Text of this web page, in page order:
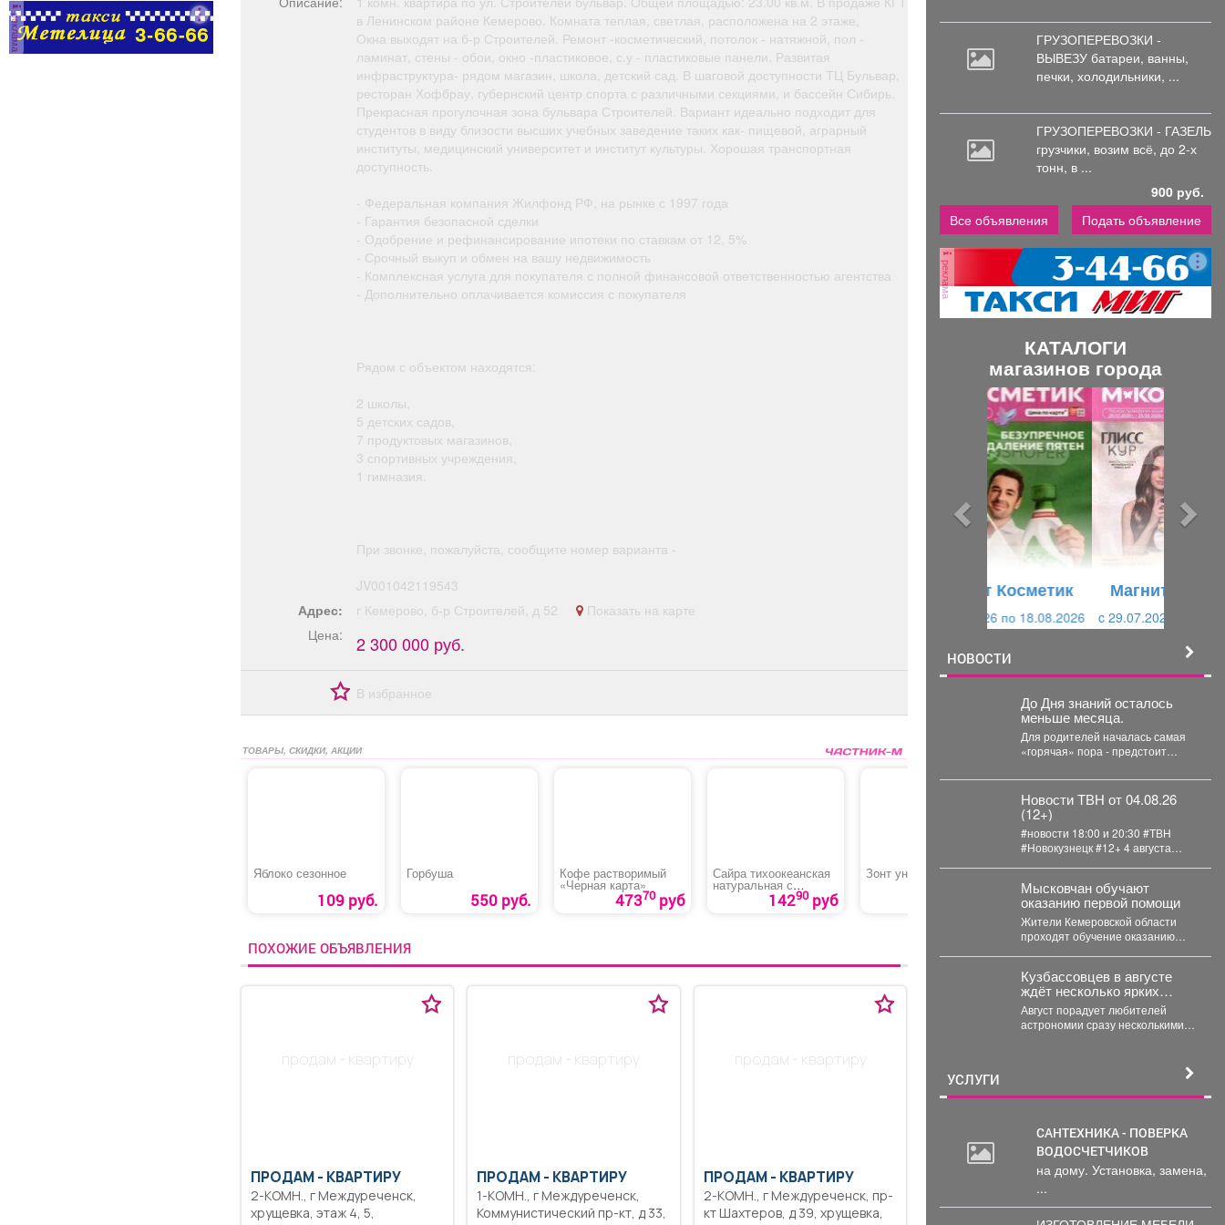
реклама
в Ленинском районе Кемерово. Комната теплая, светлая, расположена на 2 этаже,
Окна выходят на б-р Строителей. Ремонт -косметический, потолок - натяжной, пол -
ламинат, стены - обои, окно -пластиковое, с.у - пластиковые панели. Развитая
инфраструктура- рядом магазин, школа, детский сад. В шаговой доступности ТЦ Бульвар,
ресторан Хофбрау, губернский центр спорта с различными секциями, и бассейн Сибирь.
Прекрасная прогулочная зона бульвара Строителей. Вариант идеально подходит для
студентов в виду близости высших учебных заведение таких как- пищевой, аграрный
институты, медицинский университет и институт культуры. Хорошая транспортная
доступность.
- Федеральная компания Жилфонд РФ, на рынке с 1997 года
- Гарантия безопасной сделки
- Одобрение и рефинансирование ипотеки по ставкам от 12, 5%
- Срочный выкуп и обмен на вашу недвижимость
- Комплексная услуга для покупателя с полной финансовой ответственностью агентства
- Дополнительно оплачивается комиссия с покупателя
Рядом с объектом находятся:
2 школы,
5 детских садов,
7 продуктовых магазинов,
3 спортивных учреждения,
1 гимназия.
При звонке, пожалуйста, сообщите номер варианта -
JV001042119543
Адрес:
г Кемерово, б-р Строителей, д 52
Показать на карте
Цена:
2 300 000 руб.
В избранное
ТОВАРЫ, СКИДКИ, АКЦИИ
Яблоко сезонное
109 руб.
Горбуша
550 руб.
Кофе растворимый
«Черная карта»
47370руб
Сайра тихоокеанская
натуральная с
добавлением масла
14290руб
Зонт универсальный Лапша «Роллтон»
65 руб.
Печенье
ПОХОЖИЕ ОБЪЯВЛЕНИЯ
продам - квартиру
ПРОДАМ - КВАРТИРУ
2-КОМН., г Междуреченск,
хрущевка, этаж 4, 5,
продам - квартиру
ПРОДАМ - КВАРТИРУ
1-КОМН., г Междуреченск,
Коммунистический пр-кт, д 33,
продам - квартиру
ПРОДАМ - КВАРТИРУ
2-КОМН., г Междуреченск, пр-
кт Шахтеров, д 39, хрущевка,
ГРУЗОПЕРЕВОЗКИ -
ВЫВЕЗУ батареи, ванны,
печки, холодильники, ...
ГРУЗОПЕРЕВОЗКИ - ГАЗЕЛЬ
грузчики, возим всё, до 2-х
тонн, в ...
900 руб.
Все объявления
Подать объявление
реклама
КАТАЛОГИ
магазинов города
Магнит Косметик
c 29.07.2026 по 25.08.2026
НОВОСТИ
До Дня знаний осталось
меньше месяца.
Для родителей началась самая
«горячая» пора - предстоит
учёбы детей. В...
Новости ТВН от 04.08.26
(12+)
#новости 18:00 и 20:30 #ТВН
#Новокузнецк #12+ 4 августа
Мысковчан обучают
оказанию первой помощи
Жители Кемеровской области
проходят обучение оказанию
Кузбассовцев в августе
ждёт несколько ярких
астрономических событий
Август порадует любителей
астрономии сразу несколькими
УСЛУГИ
САНТЕХНИКА - ПОВЕРКА
ВОДОСЧЕТЧИКОВ
на дому. Установка, замена,
...